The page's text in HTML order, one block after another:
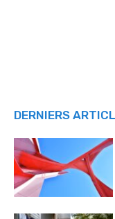
DERNIERS